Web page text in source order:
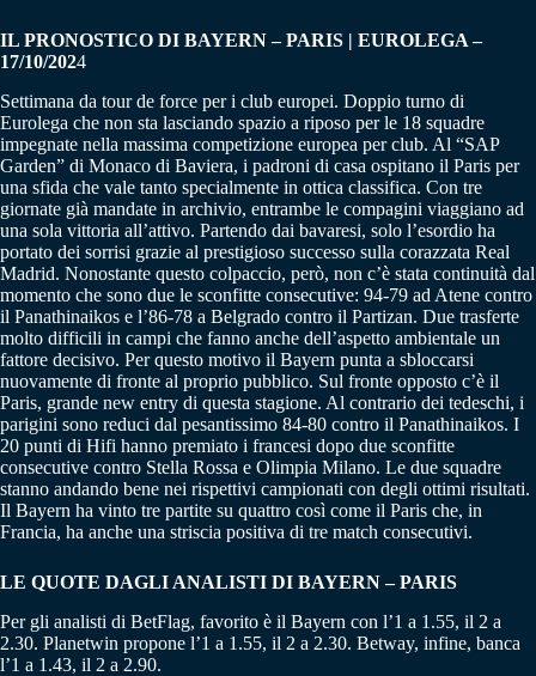
IL PRONOSTICO DI BAYERN – PARIS | EUROLEGA –
17/10/2024
Settimana da tour de force per i club europei. Doppio turno di
Eurolega che non sta lasciando spazio a riposo per le 18 squadre
impegnate nella massima competizione europea per club. Al “SAP
Garden” di Monaco di Baviera, i padroni di casa ospitano il Paris per
una sfida che vale tanto specialmente in ottica classifica. Con tre
giornate già mandate in archivio, entrambe le compagini viaggiano ad
una sola vittoria all’attivo. Partendo dai bavaresi, solo l’esordio ha
portato dei sorrisi grazie al prestigioso successo sulla corazzata Real
Madrid. Nonostante questo colpaccio, però, non c’è stata continuità dal
momento che sono due le sconfitte consecutive: 94-79 ad Atene contro
il Panathinaikos e l’86-78 a Belgrado contro il Partizan. Due trasferte
molto difficili in campi che fanno anche dell’aspetto ambientale un
fattore decisivo. Per questo motivo il Bayern punta a sbloccarsi
nuovamente di fronte al proprio pubblico. Sul fronte opposto c’è il
Paris, grande new entry di questa stagione. Al contrario dei tedeschi, i
parigini sono reduci dal pesantissimo 84-80 contro il Panathinaikos. I
20 punti di Hifi hanno premiato i francesi dopo due sconfitte
consecutive contro Stella Rossa e Olimpia Milano. Le due squadre
stanno andando bene nei rispettivi campionati con degli ottimi risultati.
Il Bayern ha vinto tre partite su quattro così come il Paris che, in
Francia, ha anche una striscia positiva di tre match consecutivi.
LE QUOTE DAGLI ANALISTI DI BAYERN – PARIS
Per gli analisti di BetFlag, favorito è il Bayern con l’1 a 1.55, il 2 a
2.30. Planetwin propone l’1 a 1.55, il 2 a 2.30. Betway, infine, banca
l’1 a 1.43, il 2 a 2.90.